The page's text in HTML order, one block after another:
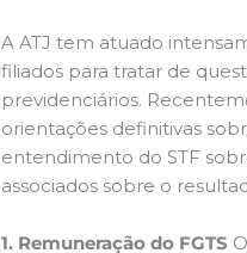
A ATJ tem atuado
filiados para tratar de
previdenciários.
orientações definitivas
entendimento do STF
associados sobre o
1. Remuneração do FGTS